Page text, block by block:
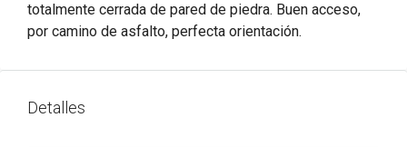
totalmente cerrada de pared de piedra. Buen acceso,
por camino de asfalto, perfecta orientación.
Detalles